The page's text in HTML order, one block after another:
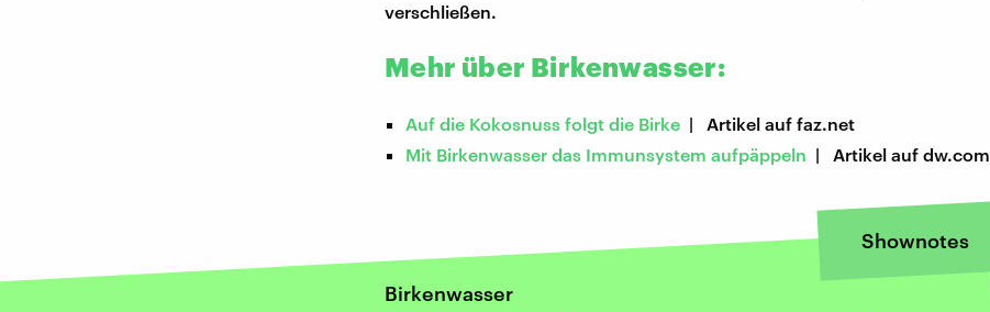
verschließen.
Mehr über Birkenwasser:
Auf die Kokosnuss folgt die Birke | Artikel auf faz.net
Mit Birkenwasser das Immunsystem aufpäppeln | Artikel auf dw.com
Shownotes
Birkenwasser